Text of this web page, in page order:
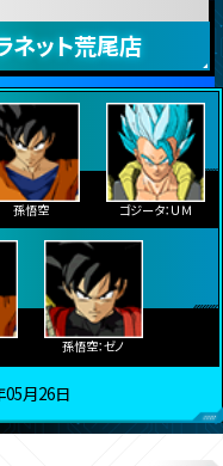
ネット荒尾店
孫悟空 ゴジータ：ＵＭ
孫悟空：ゼノ
05月26日